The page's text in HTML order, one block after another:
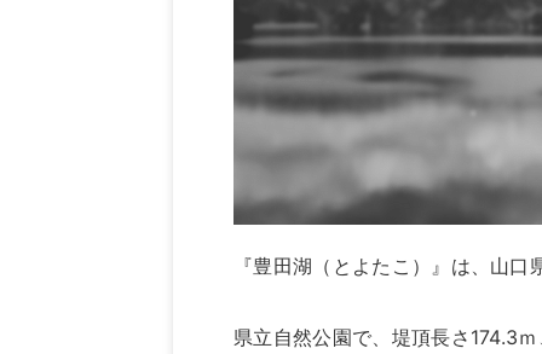
『豊田湖（とよたこ）』は、山
県立自然公園で、堤頂長さ174.3